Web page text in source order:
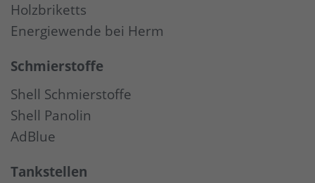
Holzbriketts
Energiewende bei Herm
Schmierstoffe
Shell Schmierstoffe
Shell Panolin
AdBlue
Tankstellen